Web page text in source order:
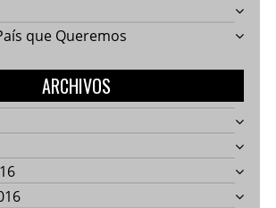
que Queremos
ARCHIVOS